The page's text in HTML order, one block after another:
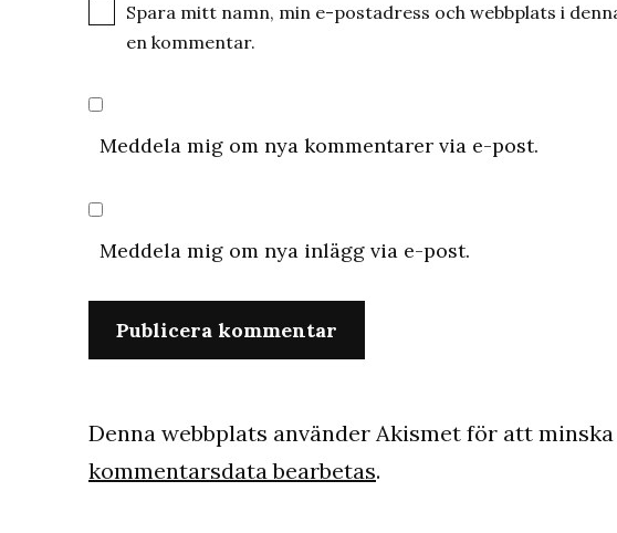
Spara mitt namn, min e-postadress och webbplats i
en kommentar.
Meddela mig om nya kommentarer via e-post.
Meddela mig om nya inlägg via e-post.
Denna webbplats använder Akismet för att
kommentarsdata bearbetas.